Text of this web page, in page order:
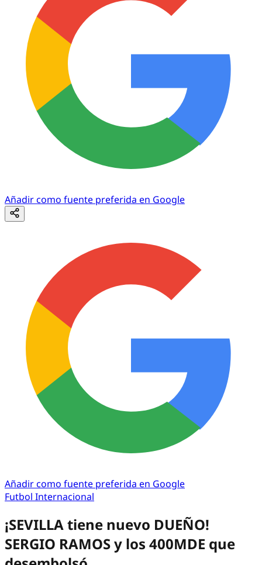
Añadir como fuente preferida en Google
Añadir como fuente preferida en Google
Futbol Internacional
¡SEVILLA tiene nuevo DUEÑO!
SERGIO RAMOS y los 400MDE que